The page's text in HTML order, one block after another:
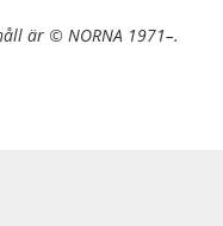
är © NORNA 1971–.